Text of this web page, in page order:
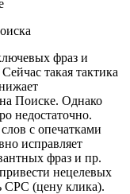
фраз и
такая тактика
на Поиске. Однако
недостаточно.
с опечатками
исправляет
фраз и пр.
нецелевых
CPC (цену клика).